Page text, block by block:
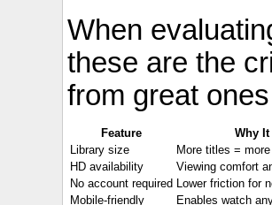
When
these are the
from great
Feature
Why It
Library size
More titles =
HD availability
Viewing comfort
No account required Lower friction for
Mobile-friendly
Enables watch